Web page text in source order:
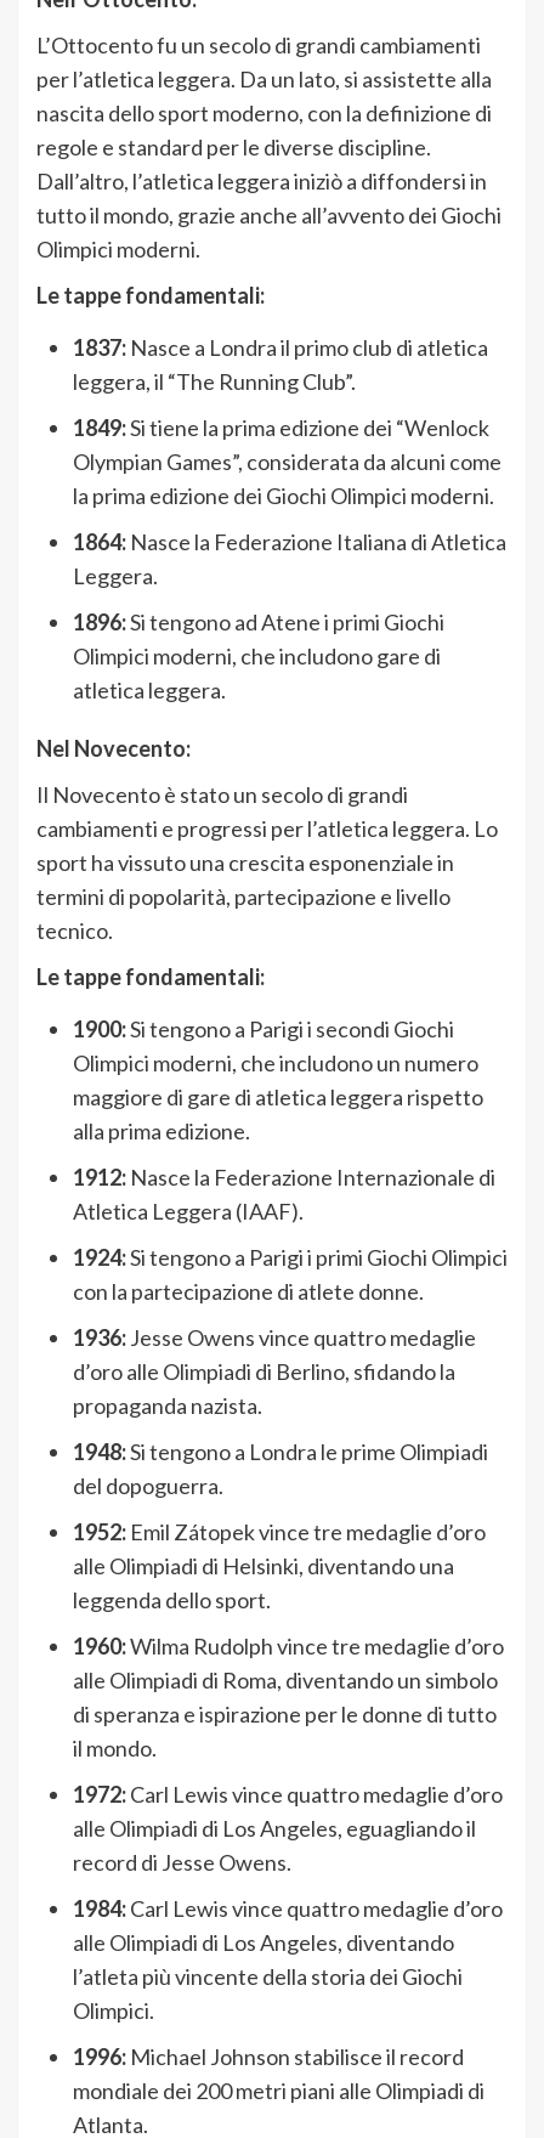
L’Ottocento fu un secolo di grandi cambiamenti
per l’atletica leggera. Da un lato, si assistette alla
nascita dello sport moderno, con la definizione di
regole e standard per le diverse discipline.
Dall’altro, l’atletica leggera iniziò a diffondersi in
tutto il mondo, grazie anche all’avvento dei Giochi
Olimpici moderni.
Le tappe fondamentali:
1837: Nasce a Londra il primo club di atletica
leggera, il “The Running Club”.
1849:Si tiene la prima edizione dei “Wenlock
Olympian Games”, considerata da alcuni come
la prima edizione dei Giochi Olimpici moderni.
1864: Nasce la Federazione Italiana di Atletica
Leggera.
1896:Si tengono ad Atene i primi Giochi
Olimpici moderni, che includono gare di
atletica leggera.
Nel Novecento:
Il Novecento è stato un secolo di grandi
cambiamenti e progressi per l’atletica leggera. Lo
sport ha vissuto una crescita esponenziale in
termini di popolarità, partecipazione e livello
tecnico.
Le tappe fondamentali:
1900:Si tengono a Parigi i secondi Giochi
Olimpici moderni, che includono un numero
maggiore di gare di atletica leggera rispetto
alla prima edizione.
1912: Nasce la Federazione Internazionale di
Atletica Leggera (IAAF).
1924:Si tengono a Parigi i primi Giochi Olimpici
con la partecipazione di atlete donne.
1936:Jesse Owens vince quattro medaglie
d’oro alle Olimpiadi di Berlino, sfidando la
propaganda nazista.
1948:Si tengono a Londra le prime Olimpiadi
del dopoguerra.
1952: Emil Zátopek vince tre medaglie d’oro
alle Olimpiadi di Helsinki, diventando una
leggenda dello sport.
1960:Wilma Rudolph vince tre medaglie d’oro
alle Olimpiadi di Roma, diventando un simbolo
di speranza e ispirazione per le donne di tutto
il mondo.
1972:Carl Lewis vince quattro medaglie d’oro
alle Olimpiadi di Los Angeles, eguagliando il
record di Jesse Owens.
1984:Carl Lewis vince quattro medaglie d’oro
alle Olimpiadi di Los Angeles, diventando
l’atleta più vincente della storia dei Giochi
Olimpici.
1996: Michael Johnson stabilisce il record
mondiale dei 200 metri piani alle Olimpiadi di
Atlanta.